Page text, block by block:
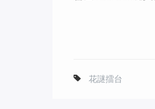
花謎擂台